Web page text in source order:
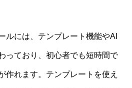
ルには、テンプレート機能やAI
っており、初心者でも短時間で
作れます。テンプレートを使え